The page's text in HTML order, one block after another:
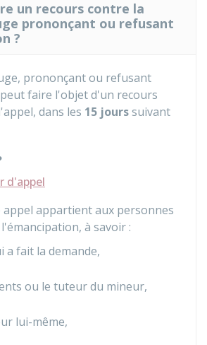
un recours contre la
prononçant ou refusant
?
prononçant ou refusant
faire l'objet d'un recours
dans les 15 jourssuivant
d'appel
appel appartient aux personnes
à savoir :
a fait la demande,
ou le tuteur du mineur,
lui-même,